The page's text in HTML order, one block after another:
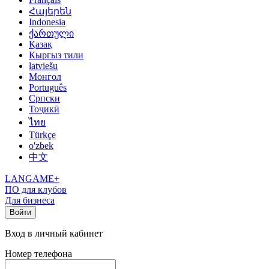
Հայերեն
Indonesia
ქართული
Қазақ
Кыргыз тили
latviešu
Монгол
Português
Српски
Тоҷикӣ
ไทย
Türkçe
o'zbek
中文
LANGAME+
ПО для клубов
Для бизнеса
Войти
Вход в личный кабинет
Номер телефона